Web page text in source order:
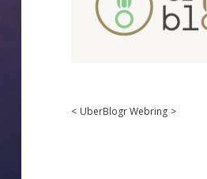
< UberBlogr Webring >